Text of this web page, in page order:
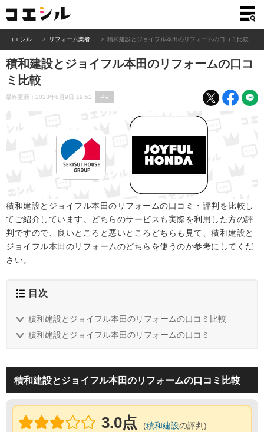
コエシル リフォーム業者 積和建設とジョイフル本田のリフォームの口コミ比較
積和建設とジョイフル本田のリフォームの口コ
ミ比較
最終更新：2023年8月9日 19:52 PR
積和建設とジョイフル本田のリフォームの口コミ・評判を比較し
てご紹介しています。どちらのサービスも実際を利用した方の評
判ですので、良いところと悪いところどちらも見て、積和建設と
ジョイフル本田のリフォームのどちらを使うのか参考にしてくだ
さい。
目次
積和建設とジョイフル本田のリフォームの口コミ比較
積和建設とジョイフル本田のリフォームの口コミ
積和建設とジョイフル本田のリフォームの口コミ比較
3.0点 (積和建設の評判)